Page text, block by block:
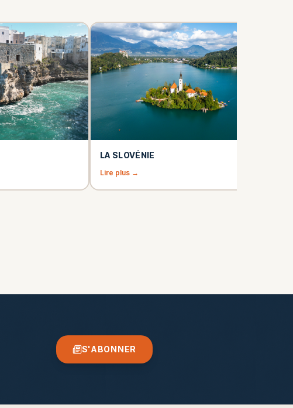
LA SLOVÉNIE
Lire plus →
S'ABONNER